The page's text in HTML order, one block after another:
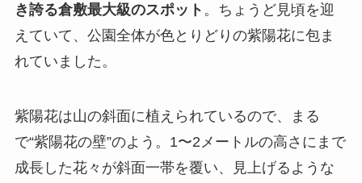
き誇る倉敷最大級のスポット 。ちょうど見頃を迎
えていて、公園全体が色とりどりの紫陽花に包ま
れていました。
紫陽花は山の斜面に植えられているので、まる
で“紫陽花の壁”のよう。1〜2メートルの高さにまで
成長した花々が斜面一帯を覆い、見上げるような